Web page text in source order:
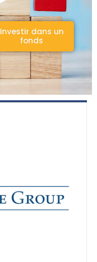
Investir dans un
fonds